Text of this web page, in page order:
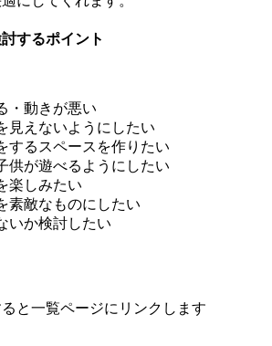
するポイント
・動きが悪い
見えないようにしたい
するスペースを作りたい
供が遊べるようにしたい
楽しみたい
素敵なものにしたい
いか検討したい
と一覧ページにリンクします